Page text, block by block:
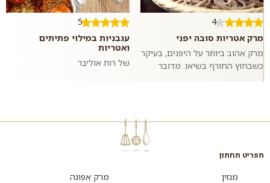
4
מרק אטריות סובה יפני
מרק אהוב ביותר על היפנים, בעיקר
כשבחוץ החורף בשיאו. מדובר
5
עגבניות במילוי פתיתים
ואטריות
של רות אוליבר
תפריט תחתון
מגזין
מרק אפונה